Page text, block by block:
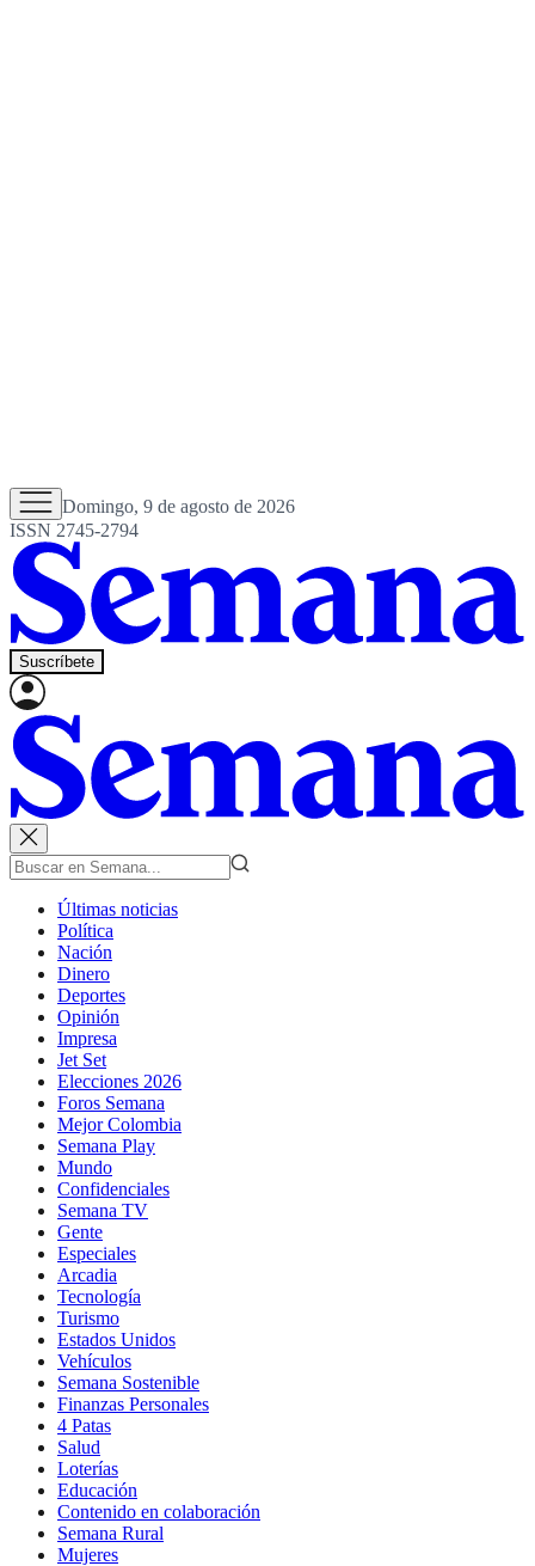
Domingo, 9 de agosto de 2026
ISSN 2745-2794
Suscríbete
Últimas noticias
Política
Nación
Dinero
Deportes
Opinión
Impresa
Jet Set
Elecciones 2026
Foros Semana
Mejor Colombia
Semana Play
Mundo
Confidenciales
Semana TV
Gente
Especiales
Arcadia
Tecnología
Turismo
Estados Unidos
Vehículos
Semana Sostenible
Finanzas Personales
4 Patas
Salud
Loterías
Educación
Contenido en colaboración
Semana Rural
Mujeres